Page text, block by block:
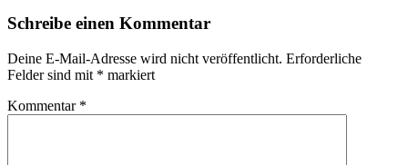
Schreibe einen Kommentar
Deine E-Mail-Adresse wird nicht veröffentlicht. Erforderliche
Felder sind mit * markiert
Kommentar *